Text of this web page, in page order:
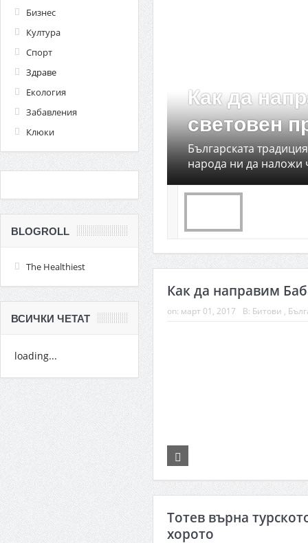
Как да
световен
Българската
народа ни да наложи
Как да направим
on: март 01, 2017 В: Битови ,
Тотев върна
хорото
Бизнес
Култура
Спорт
Здраве
Екология
Забавления
Клюки
BLOGROLL
The Healthiest
ВСИЧКИ ЧЕТАТ
loading...